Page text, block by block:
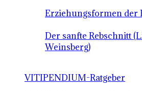
Erziehungsformen der
Der sanfte Rebschnitt
Weinsberg)
VITIPENDIUM-Ratgeber